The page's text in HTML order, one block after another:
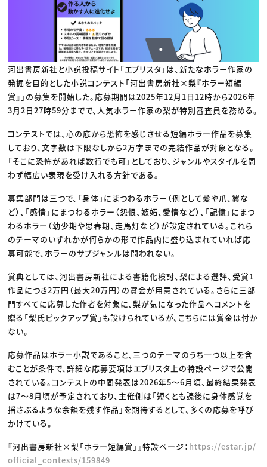
プロフェッショナル×つながる×メディア
河出書房新社と小説投稿サイト「エブリスタ」は、新たなホラー作家の
発掘を目的とした小説コンテスト「河出書房新社×梨『ホラー短編
賞』」の募集を開始した。応募期間は2025年12月1日12時から2026年
3月2日27時59分までで、人気ホラー作家の梨が特別審査員を務める。
コンテストでは、心の底から恐怖を感じさせる短編ホラー作品を募集
しており、文字数は下限なしから2万字までの完結作品が対象となる。
「そこに恐怖があれば数行でも可」としており、ジャンルやスタイルを問
わず幅広い表現を受け入れる方針である。
募集部門は三つで、「身体」にまつわるホラー（例として髪や爪、翼な
ど）、「感情」にまつわるホラー（怨恨、嫉妬、愛情など）、「記憶」にまつ
わるホラー（幼少期や思春期、走馬灯など）が設定されている。これら
のテーマのいずれかが何らかの形で作品内に盛り込まれていれば応
募可能で、ホラーのサブジャンルは問われない。
賞典としては、河出書房新社による書籍化検討、梨による選評、受賞1
作品につき2万円（最大20万円）の賞金が用意されている。さらに三部
門すべてに応募した作者を対象に、梨が気になった作品へコメントを
贈る「梨氏ピックアップ賞」も設けられているが、こちらには賞金は付か
ない。
応募作品はホラー小説であること、三つのテーマのうち一つ以上を含
むことが条件で、詳細な応募要項はエブリスタ上の特設ページで公開
されている。コンテストの中間発表は2026年5〜6月頃、最終結果発表
は7〜8月頃が予定されており、主催側は「短くとも読後に身体感覚を
揺さぶるような余韻を残す作品」を期待するとして、多くの応募を呼び
かけている。
『河出書房新社×梨「ホラー短編賞」』特設ページ： https://estar.jp/
official_contests/159849